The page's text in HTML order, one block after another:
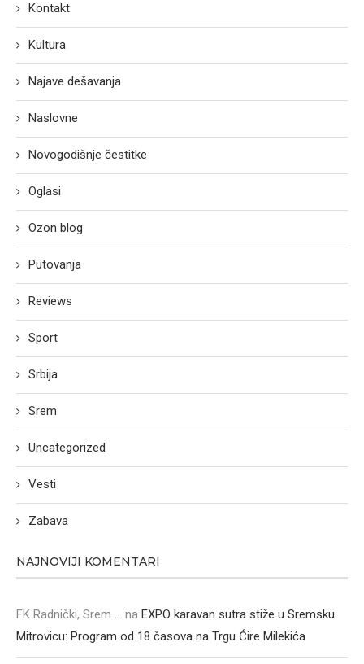
Kontakt
Kultura
Najave dešavanja
Naslovne
Novogodišnje čestitke
Oglasi
Ozon blog
Putovanja
Reviews
Sport
Srbija
Srem
Uncategorized
Vesti
Zabava
NAJNOVIJI KOMENTARI
FK Radnički, Srem ... na EXPO karavan sutra stiže u Sremsku
Mitrovicu: Program od 18 časova na Trgu Ćire Milekića